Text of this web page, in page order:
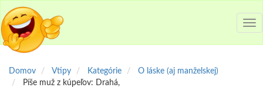
Domov Vtipy Kategórie
O láske (aj manželskej)
Píše muž z kúpeľov: Drahá,